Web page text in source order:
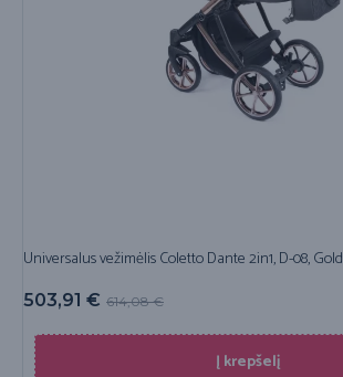
Universalus vežimėlis Coletto Dante 2in1, D-08, Gold
614,08€
503,91 €
Į krepšelį